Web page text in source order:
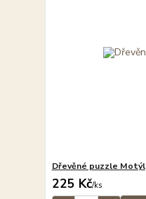
Dřevěné puzzle Motýl
225 Kč/ks